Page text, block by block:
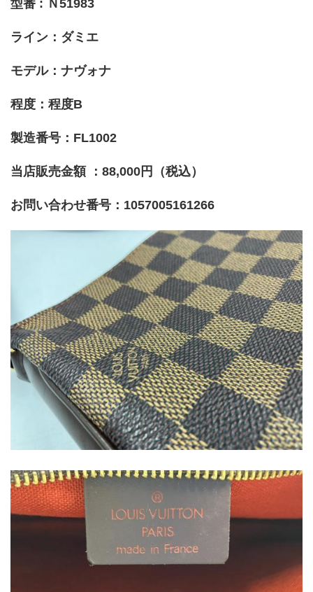
型番 : Ｎ51983
ライン：ダミエ
モデル：ナヴォナ
程度：程度B
製造番号：FL1002
当店販売金額 ：88,000円（税込）
お問い合わせ番号：1057005161266